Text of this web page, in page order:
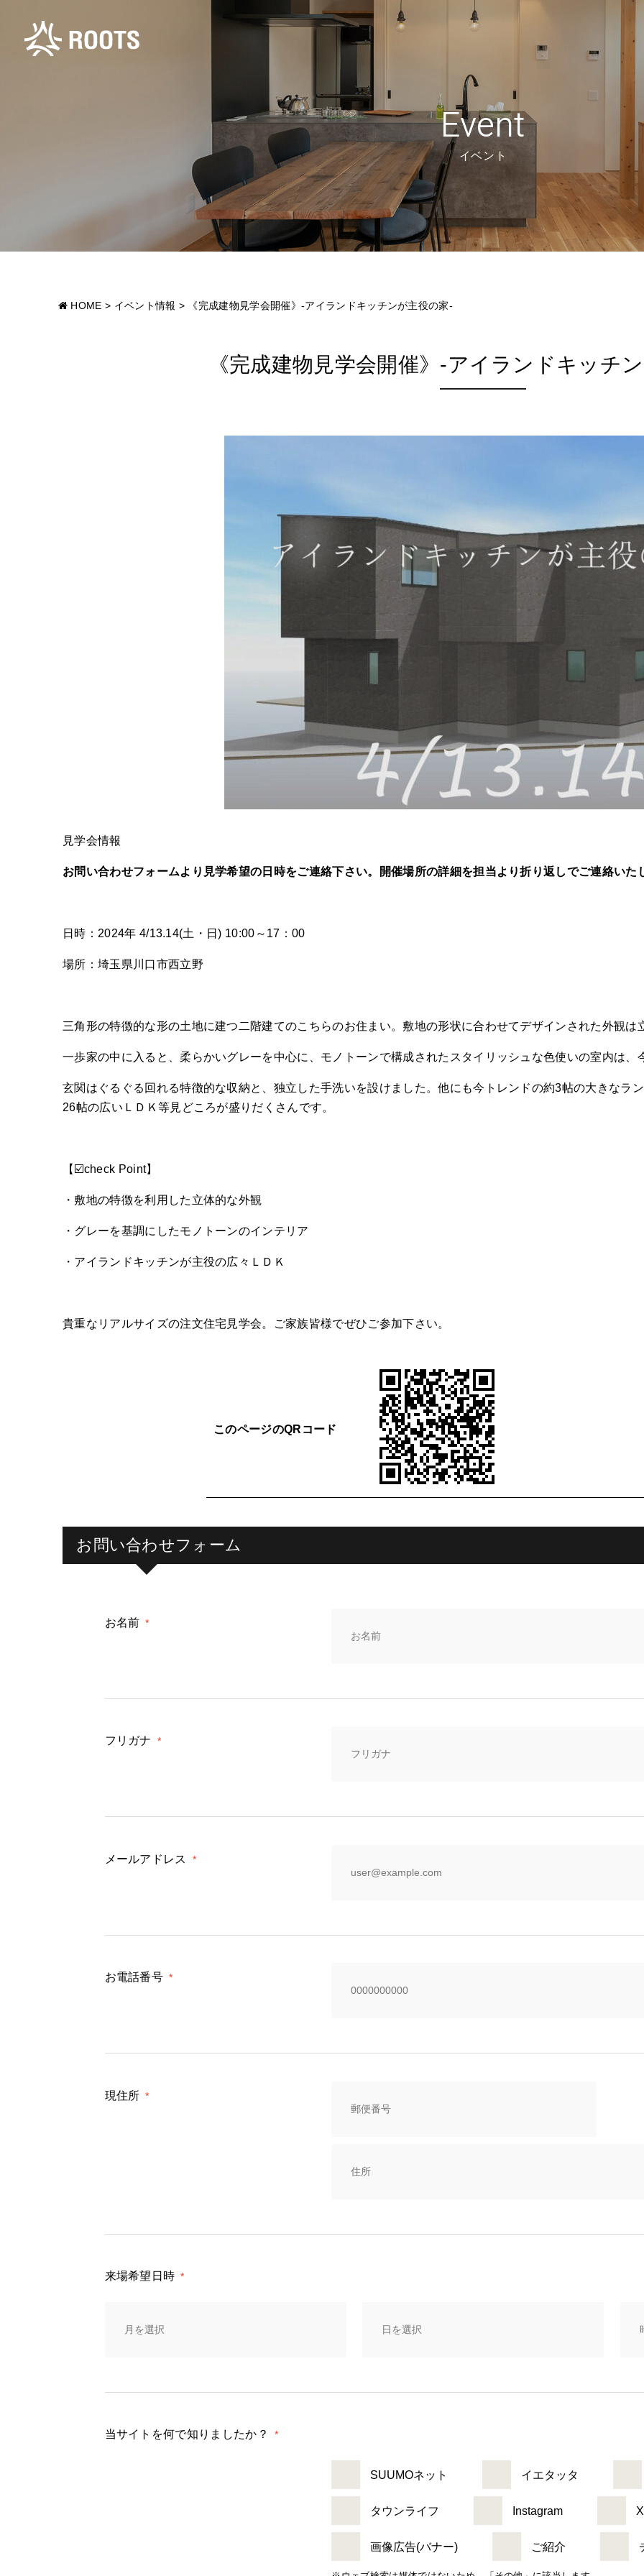
Event
イベント
HOME > イベント情報 > 《完成建物見学会開催》-アイランドキッチンが主役の家-
《完成建物見学会開催》-アイランドキッチ
見学会情報
お問い合わせフォームより見学希望の日時をご連絡下さい。開催場所の詳細を担当より折り返しでご連絡いた
日時：2024年 4/13.14(土・日) 10:00～17：00
場所：埼玉県川口市西立野
三角形の特徴的な形の土地に建つ二階建てのこちらのお住まい。敷地の形状に合わせてデザインされた外観は
一歩家の中に入ると、柔らかいグレーを中心に、モノトーンで構成されたスタイリッシュな色使いの室内は
玄関はぐるぐる回れる特徴的な収納と、独立した手洗いを設けました。他にも今トレンドの約3帖の大きなラ
26帖の広いＬＤＫ等見どころが盛りだくさんです。
【☑️check Point】
・敷地の特徴を利用した立体的な外観
・グレーを基調にしたモノトーンのインテリア
・アイランドキッチンが主役の広々ＬＤＫ
貴重なリアルサイズの注文住宅見学会。ご家族皆様でぜひご参加下さい。
このページのQRコード
お問い合わせフォーム
お名前 *
フリガナ *
メールアドレス *
お電話番号 *
現住所 *
来場希望日時 *
当サイトを何で知りましたか？ *
SUUMOネット イエタッタ
タウンライフ Instagram
画像広告(バナー) ご紹介